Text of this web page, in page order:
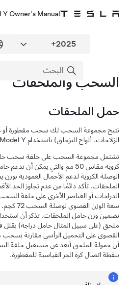
Y Owner's Manual
السحب والملحقات
حمل الملحقات
تتيح مجموعة السحب لك سحب مقطورة أو حمل
الزلاجات، ألواح التزحلق) باستخدامModel Y
تشتمل مجموعة السحب على حلقة سحب حاملة
كروية مقاس 50 مم والتي يمكن أن تدعم
الملحقات. تأكد دائمًا من عدم تجاوز الحد
الدراجات أو العناصر الأخرى على حلقة السحب
سعة الوزن القصوى
تضمين وزن حامل الملحقات. تذكر أن استخدام
ملحق (على سبيل المثال حامل دراجة) يقلل
القصوى على التحميل الرأسي مقارنة بسحب
أن حمولة الملحق أبعد عن مستقِبل حلقة السحب
بنقطة اتصال كرة الجر القياسية للمقطورة.